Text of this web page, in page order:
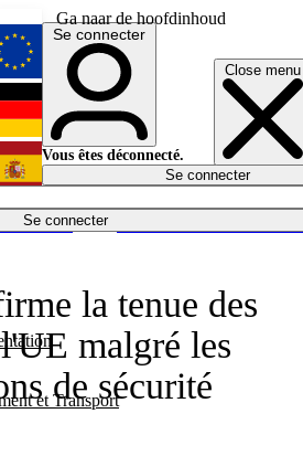
Ga naar de hoofdinhoud
Close menu
Se connecter
et Transport
Économie
English
Deutsch
Español
Se connecter
Vous êtes déconnecté.
Se connecter
la tenue des
malgré les
de sécurité